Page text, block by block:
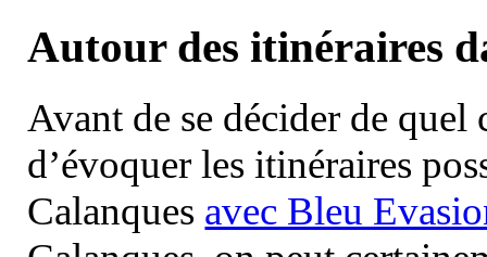
Autour des itinéraires
Avant de se décider de
d’évoquer les itinéraires
Calanques avec Bleu